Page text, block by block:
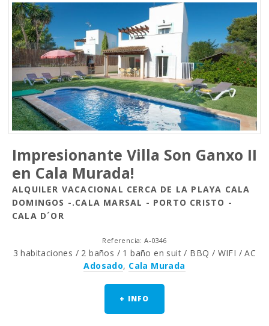
Impresionante Villa Son Ganxo II
en Cala Murada!
ALQUILER VACACIONAL CERCA DE LA PLAYA CALA
DOMINGOS -.CALA MARSAL - PORTO CRISTO -
CALA D´OR
Referencia: A-0346
3 habitaciones / 2 baños / 1 baño en suit / BBQ / WIFI / AC
Adosado, Cala Murada
+ INFO